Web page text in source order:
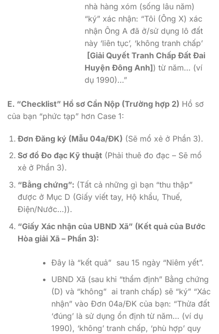
nhà hàng xóm (sống lâu năm)
“ký” xác nhận: “Tôi (Ông X) xác
nhận Ông A đã ở/sử dụng lô đất
này ‘liên tục’, ‘không tranh chấp’
[Giải Quyết Tranh Chấp Đất Đai
Huyện Đông Anh]) từ năm… (ví
dụ 1990)…”
E. “Checklist” Hồ sơ Cần Nộp (Trường hợp 2) Hồ sơ
của bạn “phức tạp” hơn Case 1:
Đơn Đăng ký (Mẫu 04a/ĐK) (Sẽ mổ xẻ ở Phần 3).
Sơ đồ Đo đạc Kỹ thuật(Phải thuê đo đạc – Sẽ mổ
xẻ ở Phần 3).
“Bằng chứng”: (Tất cả những gì bạn “thu thập”
được ở Mục D (Giấy viết tay, Hộ khẩu, Thuế,
Điện/Nước…)).
“Giấy Xác nhận của UBND Xã” (Kết quả của Bước
Hòa giải Xã – Phần 3):
Đây là “kết quả” sau 15 ngày “Niêm yết”.
UBND Xã (sau khi “thẩm định” Bằng chứng
(D) và “không” ai tranh chấp) sẽ “ký” “Xác
nhận” vào Đơn 04a/ĐK của bạn: “Thửa đất
‘đúng’ là sử dụng ổn định từ năm… (ví dụ
1990), ‘không’ tranh chấp, ‘phù hợp’ quy